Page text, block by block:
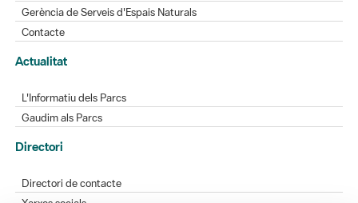
Gerència de Serveis d'Espais Naturals
Contacte
Actualitat
L'Informatiu dels Parcs
Gaudim als Parcs
Directori
Directori de contacte